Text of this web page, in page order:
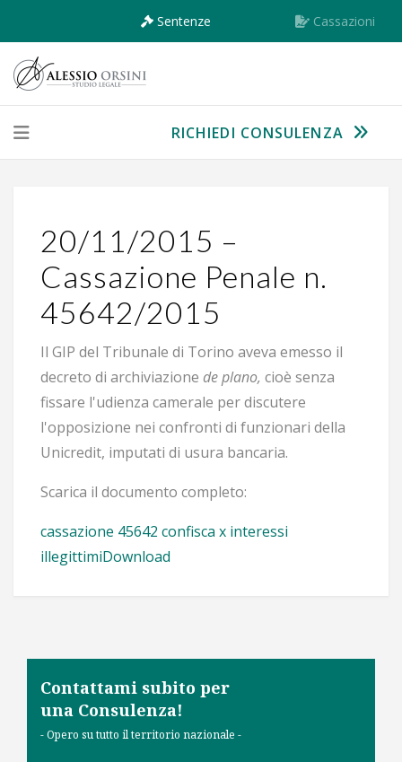
Sentenze Cassazioni
RICHIEDI CONSULENZA
20/11/2015 –
Cassazione Penale n.
45642/2015
Il GIP del Tribunale di Torino aveva emesso il
decreto di archiviazione de plano, cioè senza
fissare l'udienza camerale per discutere
l'opposizione nei confronti di funzionari della
Unicredit, imputati di usura bancaria.
Scarica il documento completo:
cassazione 45642 confisca x interessi
illegittimiDownload
Contattami subito per
una Consulenza!
- Opero su tutto il territorio nazionale -